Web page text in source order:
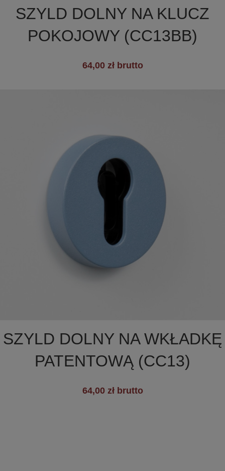

+19
SZYLD DOLNY NA KLUCZ
POKOJOWY (CC13BB)
64,00 zł brutto

SZYLD DOLNY NA WKŁADKĘ
PATENTOWĄ (CC13)
64,00 zł brutto